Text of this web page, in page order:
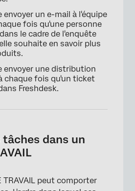
envoyer un e-mail à l'équipe
fois qu'une personne
le cadre de l'enquête
souhaite en savoir plus
envoyer une distribution
chaque fois qu'un ticket
Freshdesk.
tâches dans un
TRAVAIL peut comporter